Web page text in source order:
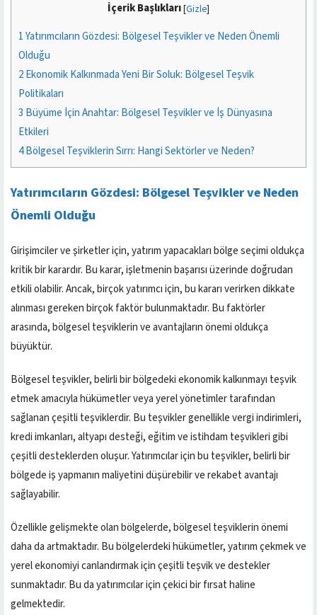
İçerik Başlıkları[Gizle]
1Yatırımcıların Gözdesi: Bölgesel Teşvikler ve Neden Önemli
Olduğu
2Ekonomik Kalkınmada Yeni Bir Soluk: Bölgesel Teşvik
Politikaları
3 Büyüme İçin Anahtar: Bölgesel Teşvikler ve İş Dünyasına
Etkileri
4Bölgesel Teşviklerin Sırrı: Hangi Sektörler ve Neden?
Yatırımcıların Gözdesi: Bölgesel Teşvikler ve Neden
Önemli Olduğu
Girişimciler ve şirketler için, yatırım yapacakları bölge seçimi oldukça
kritik bir karardır. Bu karar, işletmenin başarısı üzerinde doğrudan
etkili olabilir. Ancak, birçok yatırımcı için, bu kararı verirken dikkate
alınması gereken birçok faktör bulunmaktadır. Bu faktörler
arasında, bölgesel teşviklerin ve avantajların önemi oldukça
büyüktür.
Bölgesel teşvikler, belirli bir bölgedeki ekonomik kalkınmayı teşvik
etmek amacıyla hükümetler veya yerel yönetimler tarafından
sağlanan çeşitli teşviklerdir. Bu teşvikler genellikle vergi indirimleri,
kredi imkanları, altyapı desteği, eğitim ve istihdam teşvikleri gibi
çeşitli desteklerden oluşur. Yatırımcılar için bu teşvikler, belirli bir
bölgede iş yapmanın maliyetini düşürebilir ve rekabet avantajı
sağlayabilir.
Özellikle gelişmekte olan bölgelerde, bölgesel teşviklerin önemi
daha da artmaktadır. Bu bölgelerdeki hükümetler, yatırım çekmek ve
yerel ekonomiyi canlandırmak için çeşitli teşvik ve destekler
sunmaktadır. Bu da yatırımcılar için çekici bir fırsat haline
gelmektedir.